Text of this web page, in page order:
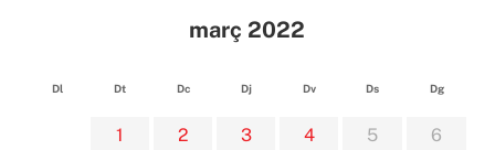
març 2022
Dl Dt Dc Dj Dv Ds Dg
1 2 3 4 5
6